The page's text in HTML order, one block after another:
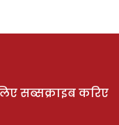
सब्सक्राइब करिए